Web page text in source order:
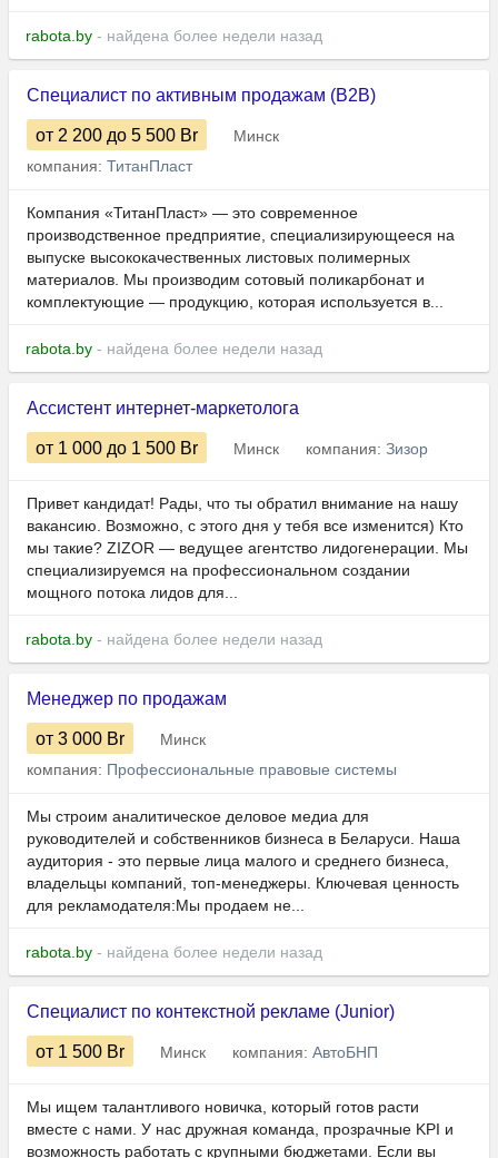
rabota.by - найдена более недели назад
Специалист по активным продажам (B2B)
от 2 200 до 5 500 Br
Минск
компания: ТитанПласт
Компания «ТитанПласт» — это современное
производственное предприятие, специализирующееся на
выпуске высококачественных листовых полимерных
материалов. Мы производим сотовый поликарбонат и
комплектующие — продукцию, которая используется в...
rabota.by - найдена более недели назад
Ассистент интернет-маркетолога
от 1 000 до 1 500 Br Минск компания: Зизор
Привет кандидат! Рады, что ты обратил внимание на нашу
вакансию. Возможно, с этого дня у тебя все изменится) Кто
мы такие? ZIZOR — ведущее агентство лидогенерации. Мы
специализируемся на профессиональном создании
мощного потока лидов для...
rabota.by - найдена более недели назад
Менеджер по продажам
от 3 000 Br
Минск
компания: Профессиональные правовые системы
Мы строим аналитическое деловое медиа для
руководителей и собственников бизнеса в Беларуси. Наша
аудитория - это первые лица малого и среднего бизнеса,
владельцы компаний, топ-менеджеры. Ключевая ценность
для рекламодателя:Мы продаем не...
rabota.by - найдена более недели назад
Специалист по контекстной рекламе (Junior)
от 1 500 Br Минск компания: АвтоБНП
Мы ищем талантливого новичка, который готов расти
вместе с нами. У нас дружная команда, прозрачные KPI и
возможность работать с крупными бюджетами. Если вы